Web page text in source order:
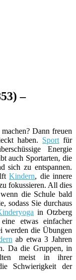
–
Dann freuen
haben. Sport für
Energie
auch Sportarten, die
sich zu entspannen.
Kindern, die innere
fokussieren. All dies
die Schule bald
sodass Sie durchaus
in Otzberg
etwas einfacher
werden die Übungen
ab etwa 3 Jahren
Da die Gruppen, in
meist in ihrer
Schwierigkeit der